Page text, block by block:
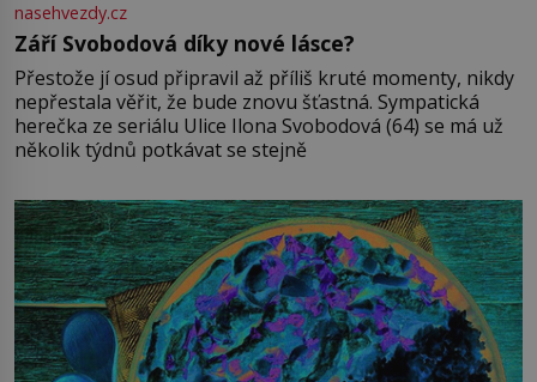
nasehvezdy.cz
Září Svobodová díky nové lásce?
Přestože jí osud připravil až příliš kruté momenty, nikdy
nepřestala věřit, že bude znovu šťastná. Sympatická
herečka ze seriálu Ulice Ilona Svobodová (64) se má už
několik týdnů potkávat se stejně